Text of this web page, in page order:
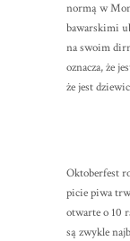
normą w
bawarskimi
na swoim
oznacza, że
że jest
Oktoberfest
picie piwa
otwarte o 10
są zwykle